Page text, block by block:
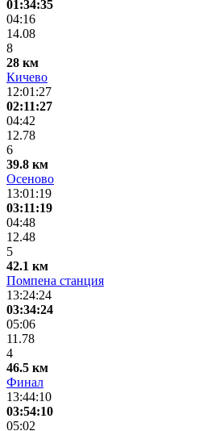
01:34:35
04:16
14.08
8
28 км
Кичево
12:01:27
02:11:27
04:42
12.78
6
39.8 км
Осеново
13:01:19
03:11:19
04:48
12.48
5
42.1 км
Помпена станция
13:24:24
03:34:24
05:06
11.78
4
46.5 км
Финал
13:44:10
03:54:10
05:02